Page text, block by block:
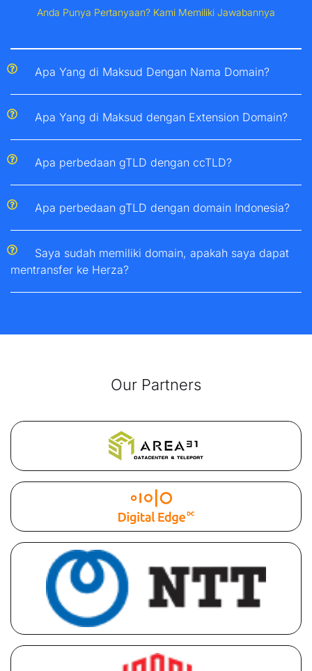
Anda Punya Pertanyaan? Kami Memiliki Jawabannya
Apa Yang di Maksud Dengan Nama Domain?
Apa Yang di Maksud dengan Extension Domain?
Apa perbedaan gTLD dengan ccTLD?
Apa perbedaan gTLD dengan domain Indonesia?
Saya sudah memiliki domain, apakah saya dapat
mentransfer ke Herza?
Our Partners